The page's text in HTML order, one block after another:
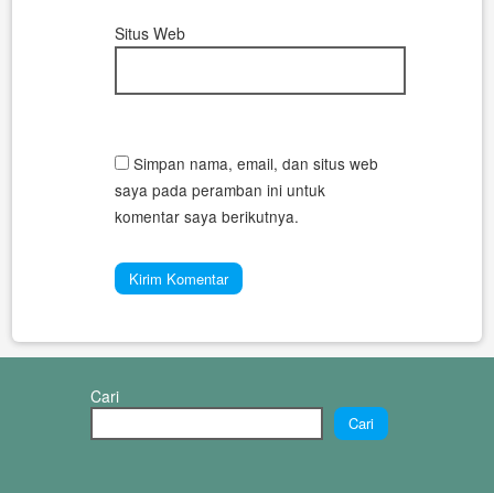
Situs Web
Simpan nama, email, dan situs web
saya pada peramban ini untuk
komentar saya berikutnya.
Cari
Cari